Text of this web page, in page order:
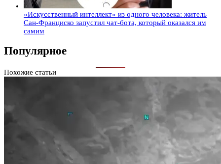
«Искусственный интеллект» из одного человека: житель
Сан-Франциско запустил чат-бота, который оказался им
самим
Популярное
Похожие статьи